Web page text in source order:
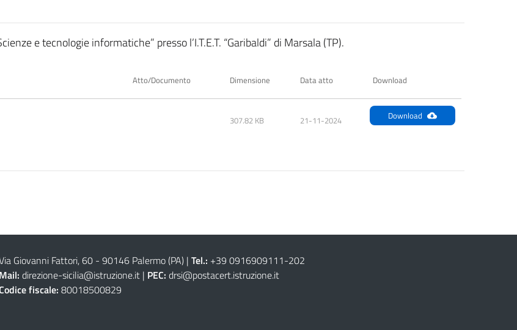
e tecnologie informatiche” presso l’I.T.E.T. “Garibaldi” di Marsala (TP).
Atto/Documento Dimensione Data atto Download
307.82 KB 21-11-2024 Download
Giovanni Fattori, 60 - 90146 Palermo (PA)| Tel.: +39 0916909111-202
Mail: direzione-sicilia@istruzione.it| PEC: drsi@postacert.istruzione.it
fiscale: 80018500829